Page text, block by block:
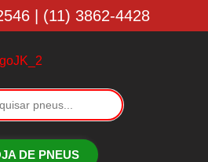
| (11) 3862-4428
DE PNEUS